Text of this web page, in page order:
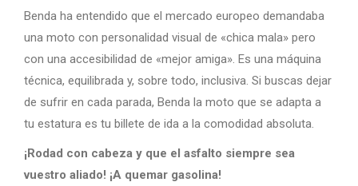
Benda ha entendido que el mercado europeo demandaba
una moto con personalidad visual de «chica mala» pero
con una accesibilidad de «mejor amiga». Es una máquina
técnica, equilibrada y, sobre todo, inclusiva. Si buscas dejar
de sufrir en cada parada, Benda la moto que se adapta a
tu estatura es tu billete de ida a la comodidad absoluta.
¡Rodad con cabeza y que el asfalto siempre sea
vuestro aliado! ¡A quemar gasolina!